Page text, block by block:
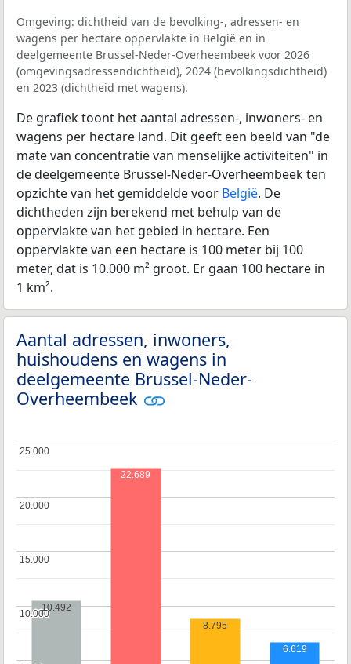
Omgeving: dichtheid van de bevolking-, adressen- en
wagens per hectare oppervlakte in België en in
deelgemeente Brussel-Neder-Overheembeek voor 2026
(omgevingsadressendichtheid), 2024 (bevolkingsdichtheid)
en 2023 (dichtheid met wagens).
De grafiek toont het aantal adressen-, inwoners- en
wagens per hectare land. Dit geeft een beeld van "de
mate van concentratie van menselijke activiteiten" in
de deelgemeente Brussel-Neder-Overheembeek ten
opzichte van het gemiddelde voor België. De
dichtheden zijn berekend met behulp van de
oppervlakte van het gebied in hectare. Een
oppervlakte van een hectare is 100 meter bij 100
meter, dat is 10.000 m² groot. Er gaan 100 hectare in
1 km².
Aantal adressen, inwoners,
huishoudens en wagens in
deelgemeente Brussel-Neder-
Overheembeek
10.000
10.000
15.000
15.000
20.000
20.000
25.000
25.000
10.492
22.689
8.795
6.619